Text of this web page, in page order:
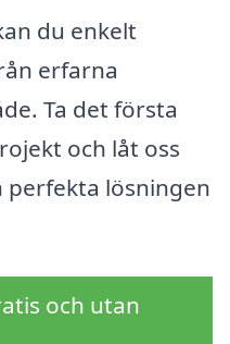
du enkelt
erfarna
Ta det första
och låt oss
lösningen
och utan